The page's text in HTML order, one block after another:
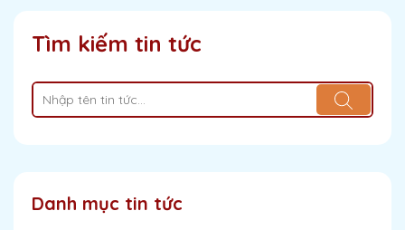
Tìm kiếm tin tức
Danh mục tin tức